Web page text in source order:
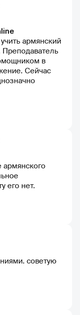
армянский
Преподаватель
в
Сейчас
армянского
его нет.
советую